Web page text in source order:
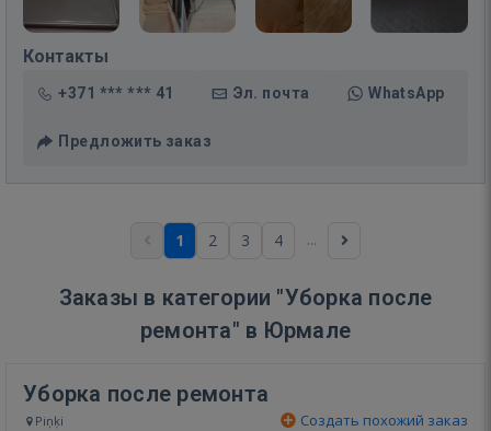
Контакты
+371 *** *** 41 Эл. почта WhatsApp
Предложить заказ
1 2 3 4 ...
Заказы в категории "Уборка после
ремонта" в Юрмале
Уборка после ремонта
Piņķi Создать похожий заказ